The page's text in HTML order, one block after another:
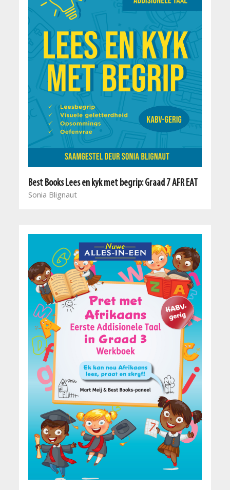
Best Books Lees en kyk met begrip: Graad 7 AFR EAT
Sonia Blignaut